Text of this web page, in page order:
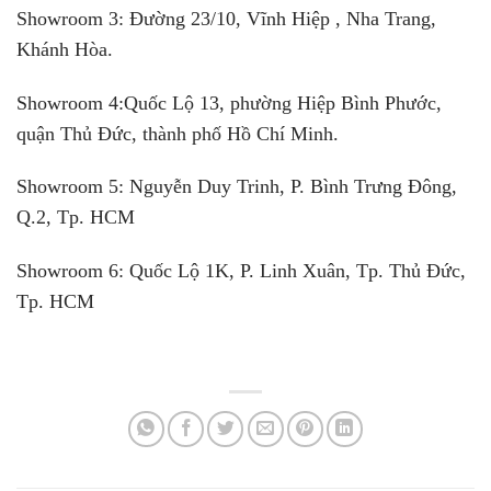
Showroom 3: Đường 23/10, Vĩnh Hiệp , Nha Trang,
Khánh Hòa.
Showroom 4:Quốc Lộ 13, phường Hiệp Bình Phước,
quận Thủ Đức, thành phố Hồ Chí Minh.
Showroom 5: Nguyễn Duy Trinh, P. Bình Trưng Đông,
Q.2, Tp. HCM
Showroom 6: Quốc Lộ 1K, P. Linh Xuân, Tp. Thủ Đức,
Tp. HCM